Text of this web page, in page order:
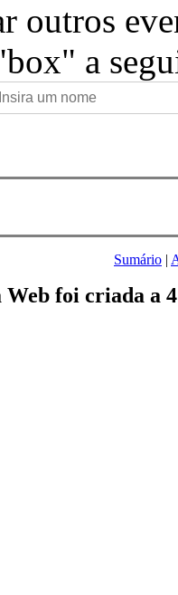
outros
a
Sumário |
Web foi criada a